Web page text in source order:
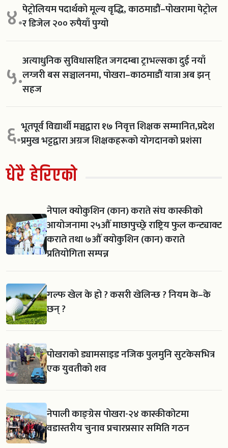
४.पेट्रोलियम पदार्थको मूल्य वृद्धि, काठमाडौं–पोखरामा पेट्रोल
र डिजेल २०० रुपैयाँ पुग्यो
५.अत्याधुनिक सुविधासहित जगदम्बा ट्राभल्सका दुई नयाँ
लग्जरी बस सञ्चालनमा, पोखरा–काठमाडौं यात्रा अब झन्
सहज
६.भूतपूर्व विद्यार्थी मञ्चद्वारा १७ निवृत्त शिक्षक सम्मानित,प्रदेश
प्रमुख भट्टद्वारा अग्रज शिक्षकहरूको योगदानको प्रशंसा
धेरै हेरिएको
नेपाल क्योकुशिन (कान) कराते संघ कास्कीको
आयोजनामा २५औँ माछापुच्छ्रे राष्ट्रिय फुल कन्ट्याक्ट
कराते तथा ७औँ क्योकुशिन (कान) कराते
प्रतियोगिता सम्पन्न
गल्फ खेल के हो ? कसरी खेलिन्छ ? नियम के–के
छन् ?
पोखराको ड्यामसाइड नजिक पुलमुनि सुटकेसभित्र
एक युवतीको शव
नेपाली काङ्ग्रेस पोखरा-२४ कास्कीकोटमा
वडास्तरीय चुनाव प्रचारप्रसार समिति गठन